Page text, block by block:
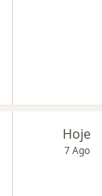
Hoje
7 Ago